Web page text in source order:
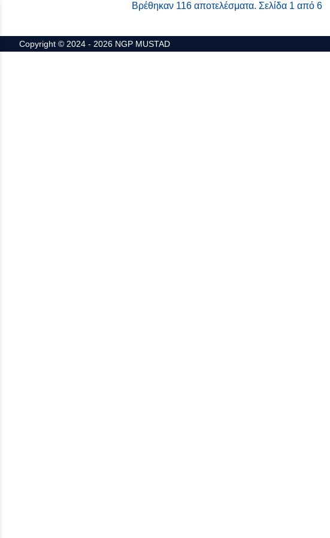
Βρέθηκαν 116 αποτελέσματα. Σελίδα 1 από 6
Copyright © 2024 - 2026 NGP MUSTAD